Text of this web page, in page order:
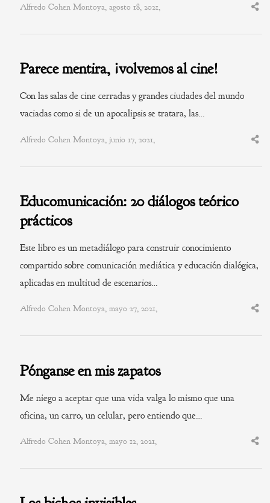
Alfredo Cohen Montoya, agosto 18, 2021,
Parece mentira, ¡volvemos al cine!
Con las salas de cine cerradas y grandes ciudades del mundo
vaciadas como si de un apocalipsis se tratara, las…
Alfredo Cohen Montoya, junio 17, 2021,
Educomunicación: 20 diálogos teórico
prácticos
Este libro es un metadiálogo para construir conocimiento
compartido sobre comunicación mediática y educación dialógica,
aplicadas en multitud de escenarios…
Alfredo Cohen Montoya, mayo 27, 2021,
Pónganse en mis zapatos
Me niego a aceptar que una vida valga lo mismo que una
oficina, un carro, un celular, pero entiendo que…
Alfredo Cohen Montoya, mayo 12, 2021,